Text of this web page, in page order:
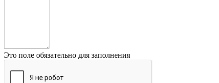
Это поле обязательно для заполнения